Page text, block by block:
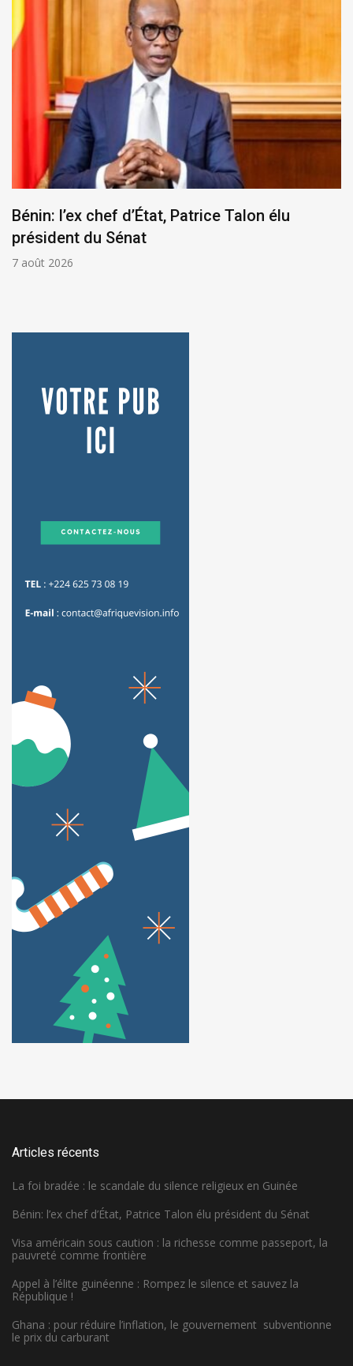
Bénin: l’ex chef d’État, Patrice Talon élu
président du Sénat
7 août 2026
Articles récents
La foi bradée : le scandale du silence religieux en Guinée
Bénin: l’ex chef d’État, Patrice Talon élu président du Sénat
Visa américain sous caution : la richesse comme passeport, la
pauvreté comme frontière
Appel à l’élite guinéenne : Rompez le silence et sauvez la
République !
Ghana : pour réduire l’inflation, le gouvernement subventionne
le prix du carburant